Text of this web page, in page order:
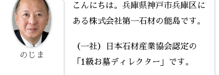
こんにちは。兵庫県神戸市兵庫区に
ある株式会社第一石材の能島です。
（一社）日本石材産業協会認定の
「1級お墓ディレクター」です。
のじま